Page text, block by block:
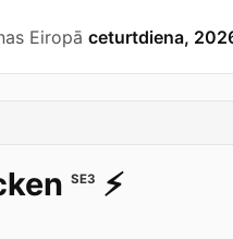
Eiropā ceturtdiena,
SE3 ⚡️